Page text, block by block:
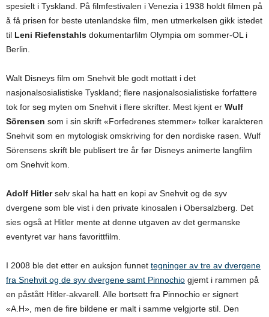
spesielt i Tyskland. På filmfestivalen i Venezia i 1938 holdt filmen på
å få prisen for beste utenlandske film, men utmerkelsen gikk istedet
til Leni Riefenstahls dokumentarfilm Olympia om sommer-OL i
Berlin.
Walt Disneys film om Snehvit ble godt mottatt i det
nasjonalsosialistiske Tyskland; flere nasjonalsosialistiske forfattere
tok for seg myten om Snehvit i flere skrifter. Mest kjent er Wulf
Sörensen som i sin skrift «Forfedrenes stemmer» tolker karakteren
Snehvit som en mytologisk omskriving for den nordiske rasen. Wulf
Sörensens skrift ble publisert tre år før Disneys animerte langfilm
om Snehvit kom.
Adolf Hitlerselv skal ha hatt en kopi av Snehvit og de syv
dvergene som ble vist i den private kinosalen i Obersalzberg. Det
sies også at Hitler mente at denne utgaven av det germanske
eventyret var hans favorittfilm.
I 2008 ble det etter en auksjon funnet tegninger av tre av dvergene
fra Snehvit og de syv dvergene samt Pinnochio gjemt i rammen på
en påstått Hitler-akvarell. Alle bortsett fra Pinnochio er signert
«A.H», men de fire bildene er malt i samme velgjorte stil. Den